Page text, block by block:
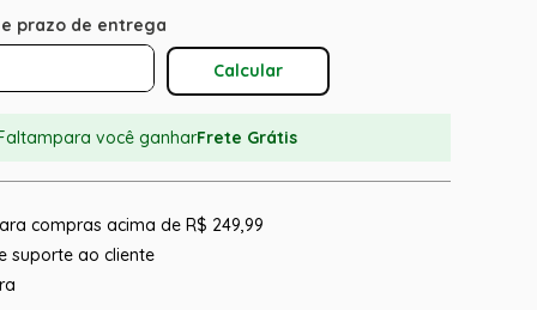
Calcular O Frete
para você ganharFrete Grátis
compras acima de R$ 249,99
suporte ao cliente